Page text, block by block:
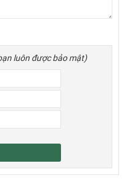
luôn được bảo mật)